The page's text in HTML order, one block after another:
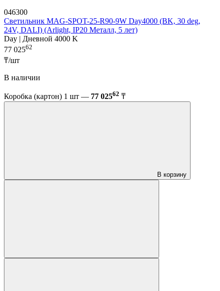
046300
Светильник MAG-SPOT-25-R90-9W Day4000 (BK, 30 deg,
24V, DALI) (Arlight, IP20 Металл, 5 лет)
Day | Дневной 4000 K
77 02562
₸/шт
В наличии
Коробка (картон) 1 шт — 77 02562 ₸
В корзину